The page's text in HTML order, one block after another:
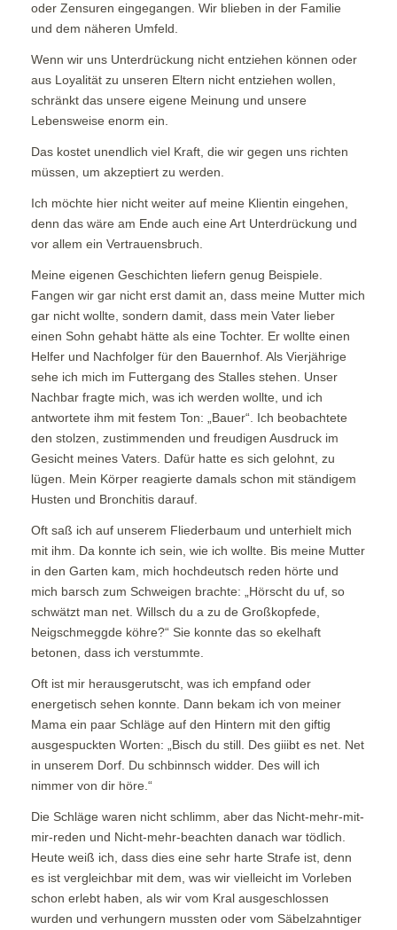
oder Zensuren eingegangen. Wir blieben in der Familie
und dem näheren Umfeld.
Wenn wir uns Unterdrückung nicht entziehen können oder
aus Loyalität zu unseren Eltern nicht entziehen wollen,
schränkt das unsere eigene Meinung und unsere
Lebensweise enorm ein.
Das kostet unendlich viel Kraft, die wir gegen uns richten
müssen, um akzeptiert zu werden.
Ich möchte hier nicht weiter auf meine Klientin eingehen,
denn das wäre am Ende auch eine Art Unterdrückung und
vor allem ein Vertrauensbruch.
Meine eigenen Geschichten liefern genug Beispiele.
Fangen wir gar nicht erst damit an, dass meine Mutter mich
gar nicht wollte, sondern damit, dass mein Vater lieber
einen Sohn gehabt hätte als eine Tochter. Er wollte einen
Helfer und Nachfolger für den Bauernhof. Als Vierjährige
sehe ich mich im Futtergang des Stalles stehen. Unser
Nachbar fragte mich, was ich werden wollte, und ich
antwortete ihm mit festem Ton: „Bauer“. Ich beobachtete
den stolzen, zustimmenden und freudigen Ausdruck im
Gesicht meines Vaters. Dafür hatte es sich gelohnt, zu
lügen. Mein Körper reagierte damals schon mit ständigem
Husten und Bronchitis darauf.
Oft saß ich auf unserem Fliederbaum und unterhielt mich
mit ihm. Da konnte ich sein, wie ich wollte. Bis meine Mutter
in den Garten kam, mich hochdeutsch reden hörte und
mich barsch zum Schweigen brachte: „Hörscht du uf, so
schwätzt man net. Willsch du a zu de Großkopfede,
Neigschmeggde köhre?“ Sie konnte das so ekelhaft
betonen, dass ich verstummte.
Oft ist mir herausgerutscht, was ich empfand oder
energetisch sehen konnte. Dann bekam ich von meiner
Mama ein paar Schläge auf den Hintern mit den giftig
ausgespuckten Worten: „Bisch du still. Des giiibt es net. Net
in unserem Dorf. Du schbinnsch widder. Des will ich
nimmer von dir höre.“
Die Schläge waren nicht schlimm, aber das Nicht-mehr-mit-
mir-reden und Nicht-mehr-beachten danach war tödlich.
Heute weiß ich, dass dies eine sehr harte Strafe ist, denn
es ist vergleichbar mit dem, was wir vielleicht im Vorleben
schon erlebt haben, als wir vom Kral ausgeschlossen
wurden und verhungern mussten oder vom Säbelzahntiger